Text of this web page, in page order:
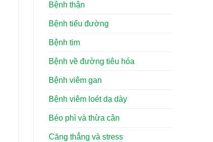
Bệnh thận
Bệnh tiểu đường
Bệnh tim
Bệnh về đường tiêu hóa
Bệnh viêm gan
Bệnh viêm loét dạ dày
Béo phì và thừa cân
Căng thẳng và stress